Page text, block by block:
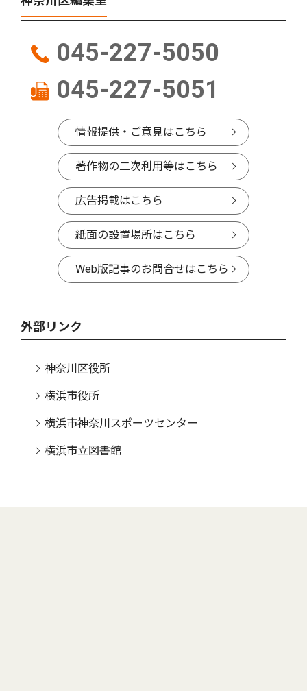
045-227-5050
045-227-5051
情報提供・ご意見はこちら
著作物の二次利用等はこちら
広告掲載はこちら
紙面の設置場所はこちら
Web版記事のお問合せはこちら
外部リンク
神奈川区役所
横浜市役所
横浜市神奈川スポーツセンター
横浜市立図書館